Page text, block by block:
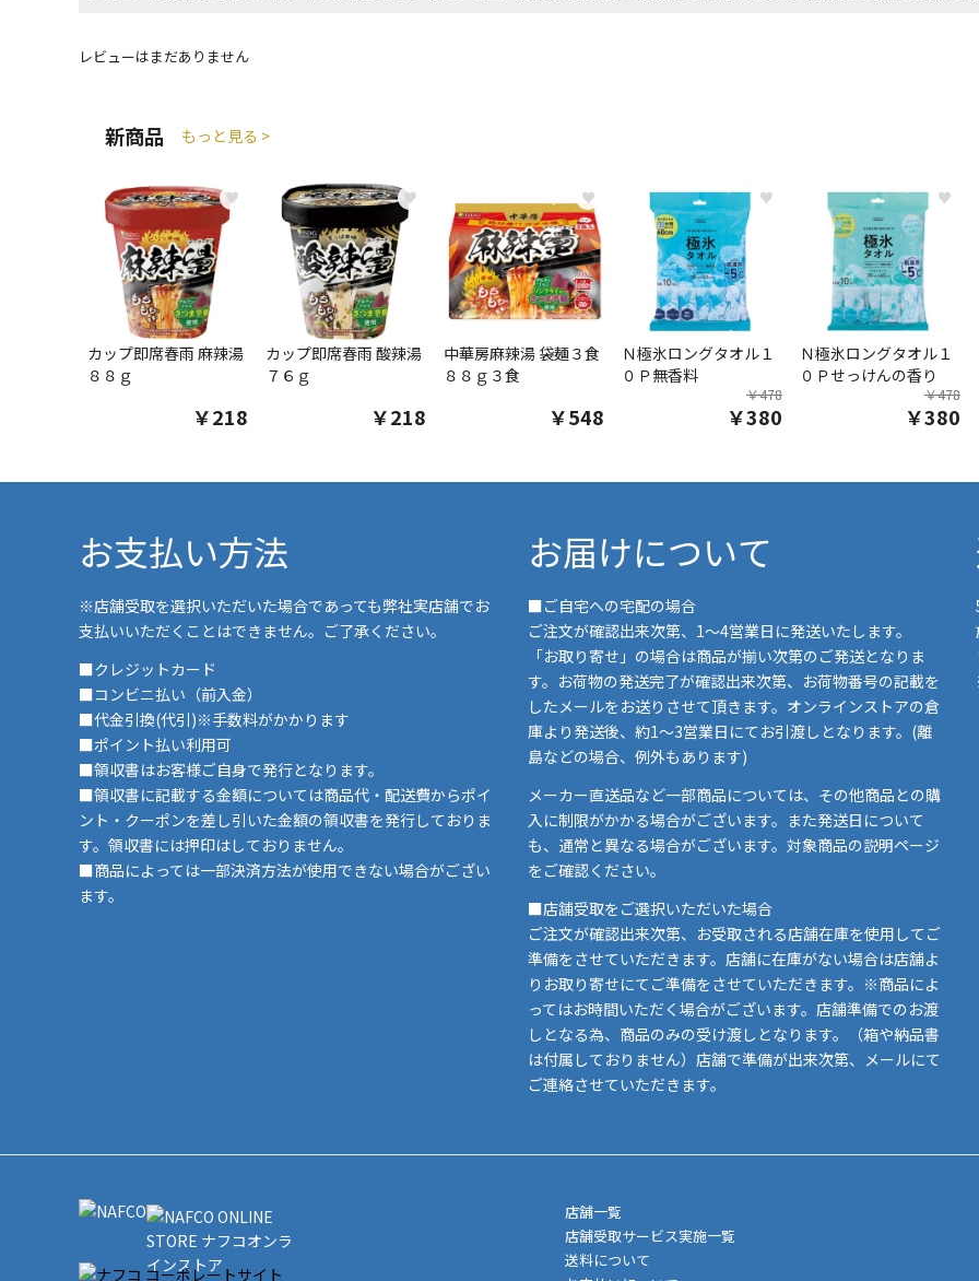
レビューはまだありません
新商品 もっと見る >
♥
カップ即席春雨 麻辣湯
８８ｇ
￥218
♥
カップ即席春雨 酸辣湯
７６ｇ
￥218
♥
中華房麻辣湯 袋麺３食
８８ｇ３食
￥548
♥
Ｎ極氷ロングタオル１
０Ｐ無香料
￥478
￥380
♥
Ｎ極氷ロングタオル１
０Ｐせっけんの香り
￥478
￥380
お支払い方法
※店舗受取を選択いただいた場合であっても弊社実店舗でお
支払いいただくことはできません。ご了承ください。
■クレジットカード
■コンビニ払い（前入金）
■代金引換(代引)※手数料がかかります
■ポイント払い利用可
■領収書はお客様ご自身で発行となります。
■領収書に記載する金額については商品代・配送費からポイ
ント・クーポンを差し引いた金額の領収書を発行しておりま
す。領収書には押印はしておりません。
■商品によっては一部決済方法が使用できない場合がござい
ます。
お届けについて
■ご自宅への宅配の場合
ご注文が確認出来次第、1～4営業日に発送いたします。
「お取り寄せ」の場合は商品が揃い次第のご発送となりま
す。お荷物の発送完了が確認出来次第、お荷物番号の記載を
したメールをお送りさせて頂きます。オンラインストアの倉
庫より発送後、約1～3営業日にてお引渡しとなります。(離
島などの場合、例外もあります)
メーカー直送品など一部商品については、その他商品との購
入に制限がかかる場合がございます。また発送日について
も、通常と異なる場合がございます。対象商品の説明ページ
をご確認ください。
■店舗受取をご選択いただいた場合
ご注文が確認出来次第、お受取される店舗在庫を使用してご
準備をさせていただきます。店舗に在庫がない場合は店舗よ
りお取り寄せにてご準備をさせていただきます。※商品によ
ってはお時間いただく場合がございます。店舗準備でのお渡
しとなる為、商品のみの受け渡しとなります。（箱や納品書
は付属しておりません）店舗で準備が出来次第、メールにて
ご連絡させていただきます。
店舗一覧
店舗受取サービス実施一覧
送料について